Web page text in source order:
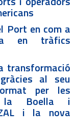
Port en com a
en tràfics
transformació
al seu
per les
la Boella i
i la nova